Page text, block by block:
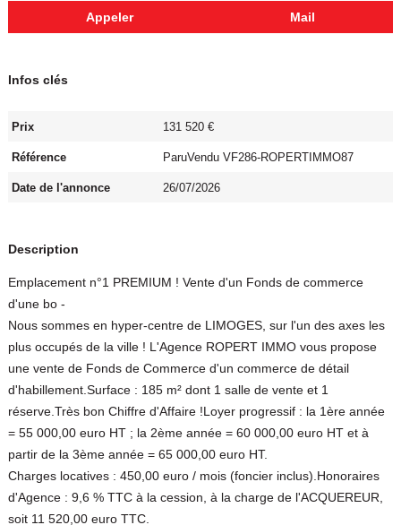
Appeler Mail
Infos clés
Prix 131 520 €
Référence ParuVendu VF286-ROPERTIMMO87
Date de l'annonce 26/07/2026
Description
Emplacement n°1 PREMIUM ! Vente d'un Fonds de commerce
d'une bo -
Nous sommes en hyper-centre de LIMOGES, sur l'un des axes les
plus occupés de la ville ! L'Agence ROPERT IMMO vous propose
une vente de Fonds de Commerce d'un commerce de détail
d'habillement.Surface : 185 m² dont 1 salle de vente et 1
réserve.Très bon Chiffre d'Affaire !Loyer progressif : la 1ère année
= 55 000,00 euro HT ; la 2ème année = 60 000,00 euro HT et à
partir de la 3ème année = 65 000,00 euro HT.
Charges locatives : 450,00 euro / mois (foncier inclus).Honoraires
d'Agence : 9,6 % TTC à la cession, à la charge de l'ACQUEREUR,
soit 11 520,00 euro TTC.